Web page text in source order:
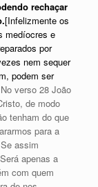
rechaçar
[Infelizmente os
medíocres e
por
nem sequer
podem ser
No verso 28 João
de modo
tenham do que
para a
assim
apenas a
com quem